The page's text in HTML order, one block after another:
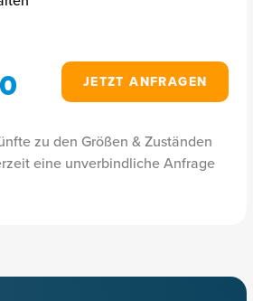
JETZT ANFRAGEN
zu den Größen & Zuständen
eine unverbindliche Anfrage